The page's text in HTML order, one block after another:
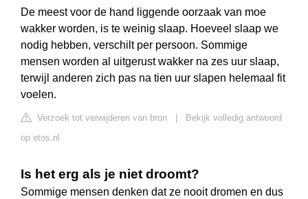
De meest voor de hand liggende oorzaak van moe
wakker worden, is te weinig slaap. Hoeveel slaap we
nodig hebben, verschilt per persoon. Sommige
mensen worden al uitgerust wakker na zes uur slaap,
terwijl anderen zich pas na tien uur slapen helemaal fit
voelen.
Verzoek tot verwijderen van bron
Bekijk volledig antwoord
op etos.nl
Is het erg als je niet droomt?
Sommige mensen denken dat ze nooit dromen en dus